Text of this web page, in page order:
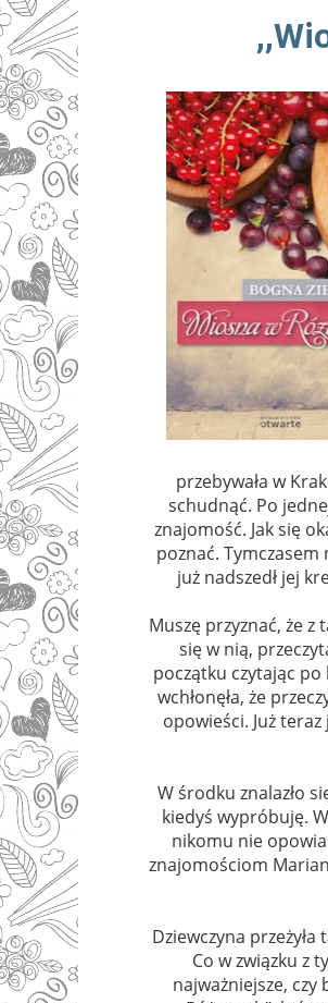
przebywała w
schudnąć. Po
znajomość. Jak się
poznać. Tymczasem
już nadszedł jej
Muszę przyznać, że z
się w nią,
początku czytając
wchłonęła, że
opowieści. Już
W środku znalazło
kiedyś wypróbuję.
nikomu nie
znajomościom
Dziewczyna
Co w związku z
najważniejsze, czy